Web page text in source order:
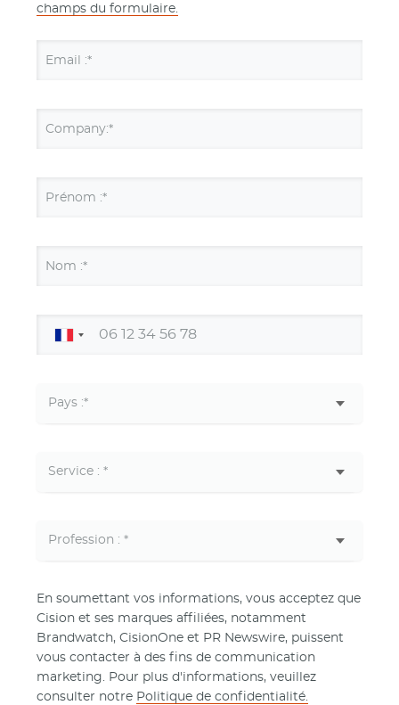
champs du formulaire.
Email :*
Company:*
Prénom :*
Nom :*
En soumettant vos informations, vous acceptez que
Cision et ses marques affiliées, notamment
Brandwatch, CisionOne et PR Newswire, puissent
vous contacter à des fins de communication
marketing. Pour plus d'informations, veuillez
consulter notre Politique de confidentialité.